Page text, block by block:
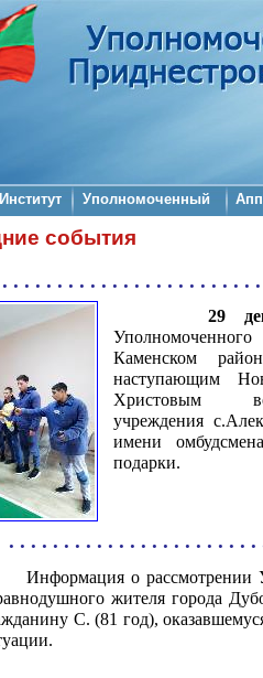
Институт Уполномоченный
события
. . . . . . . . . . . . . . . . . . . . .
29
Каменском
наступающим
Христовым
учреждения
имени
подарки.
. . . . . . . . . . . . . . . . . . . . . .
Информация о
жителя города
С. (81 год),